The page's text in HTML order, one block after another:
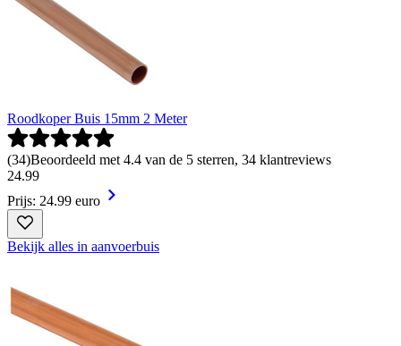
Roodkoper Buis 15mm 2 Meter
(34)Beoordeeld met 4.4 van de 5 sterren, 34 klantreviews
24.99
Prijs: 24.99 euro
Bekijk alles in aanvoerbuis